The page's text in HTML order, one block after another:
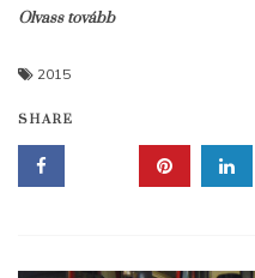
Olvass tovább
2015
SHARE